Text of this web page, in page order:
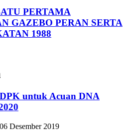
PERTAMA
GAZEBO PERAN SERTA
1988
untuk Acuan DNA
Desember 2019